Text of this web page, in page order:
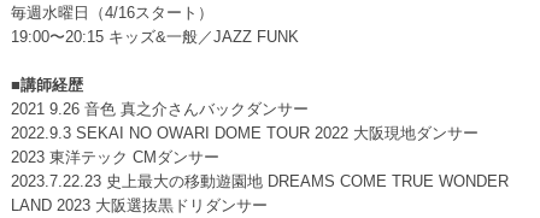
毎週水曜日（4/16スタート）
19:00〜20:15 キッズ&一般／JAZZ FUNK
■講師経歴
2021 9.26 音色 真之介さんバックダンサー
2022.9.3 SEKAI NO OWARI DOME TOUR 2022 大阪現地ダンサー
2023 東洋テック CMダンサー
2023.7.22.23 史上最大の移動遊園地 DREAMS COME TRUE WONDER
LAND 2023 大阪選抜黒ドリダンサー